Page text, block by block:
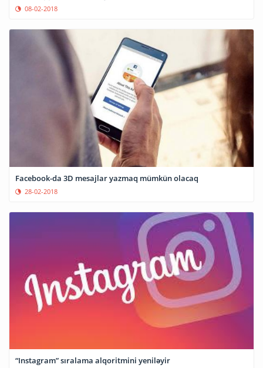
08-02-2018
Facebook-da 3D mesajlar yazmaq mümkün olacaq
28-02-2018
“Instagram” sıralama alqoritmini yeniləyir